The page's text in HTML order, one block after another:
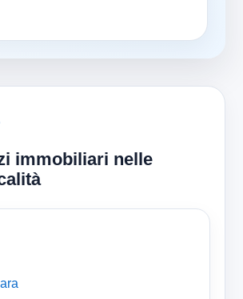
immobiliari nelle